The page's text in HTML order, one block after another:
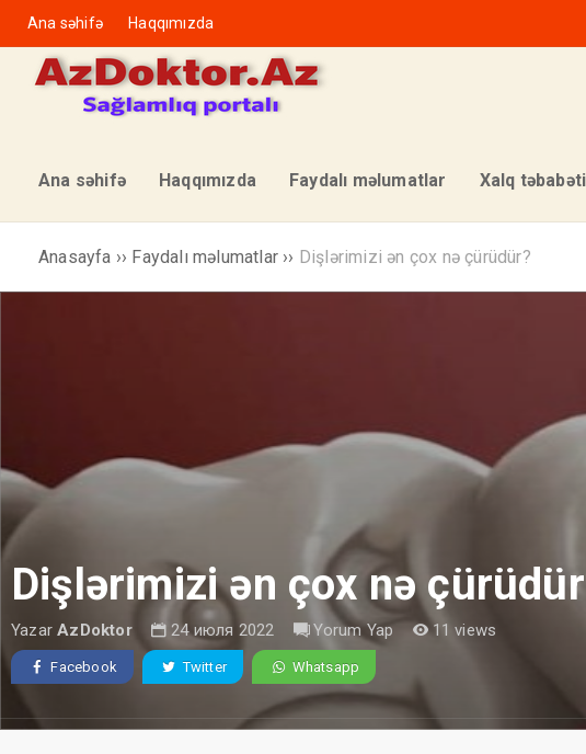
Ana səhifə Haqqımızda
Ana səhifə Haqqımızda Faydalı məlumatlar Xalq təbabəti
Anasayfa ›› Faydalı məlumatlar ›› Dişlərimizi ən çox nə çürüdür?
Dişlərimizi ən çox nə
YazarAzDoktor 24 июля 2022 Yorum Yap 11 views
Facebook Twitter Whatsapp